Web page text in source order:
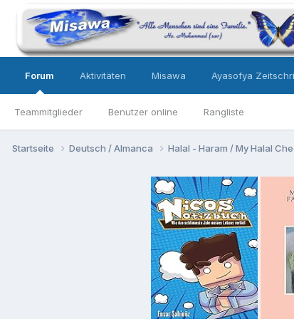
Forum
Teammitglieder Benutzer online Rangliste
Aktivitäten Misawa Ayasofya
Startseite Deutsch / Almanca Halal - Haram / My Halal